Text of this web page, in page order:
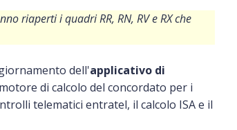
riaperti i quadri RR, RN, RV e RX che
dell'applicativo di
di calcolo del concordato per i
telematici entratel, il calcolo ISA e il